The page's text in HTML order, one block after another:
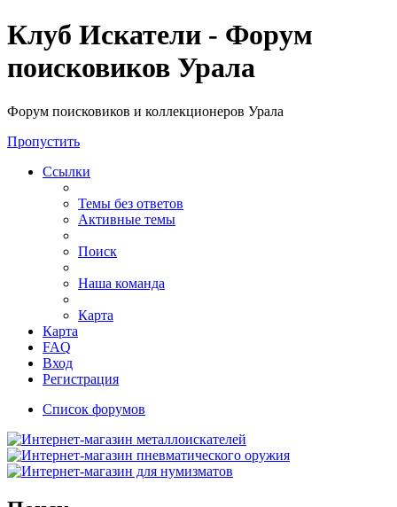
Клуб Искатели - Форум
поисковиков Урала
Форум поисковиков и коллекционеров Урала
Пропустить
Ссылки
Темы без ответов
Активные темы
Поиск
Наша команда
Карта
Карта
FAQ
Вход
Регистрация
Список форумов